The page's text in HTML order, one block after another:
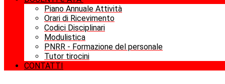
Piano Annuale Attività
Orari di Ricevimento
Codici Disciplinari
Modulistica
PNRR - Formazione del personale
Tutor tirocini
CONTATTI